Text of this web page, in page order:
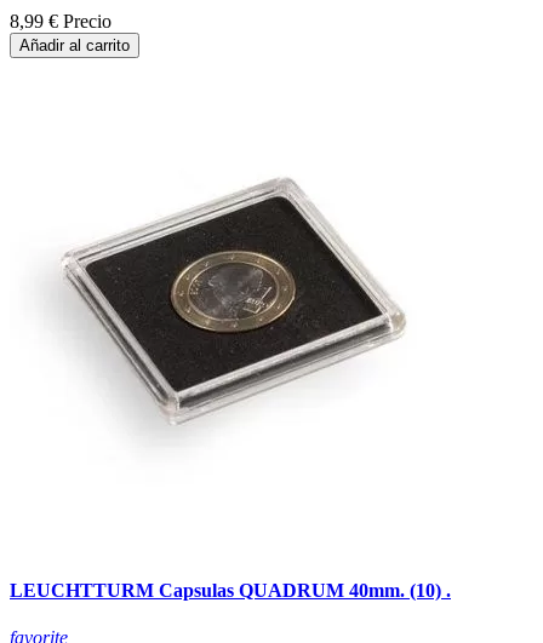
8,99 € Precio
Añadir al carrito
LEUCHTTURM Capsulas QUADRUM 40mm. (10) .
favorite